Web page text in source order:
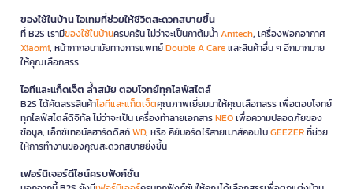
ของใช้ในบ้าน ไอเทมที่ช่วยให้ชีวิตสะดวกสบายขึ้น
ที่ B2S เรามีของใช้ในบ้านครบครัน ไม่ว่าจะเป็นกาต้มน้ำAnitech, เครื่องฟอกอากาศ
Xiaomi, หน้ากากอนามัยทางการแพทย์Double A Careและสินค้าอื่น ๆ อีกมากมาย
ให้คุณเลือกสรร
ไอทีและแก็ดเจ็ต ล้ำสมัย ตอบโจทย์ทุกไลฟ์สไตล์
B2S ได้คัดสรรสินค้าไอทีและแก็ดเจ็ตคุณภาพเยี่ยมมาให้คุณเลือกสรร เพื่อตอบโจทย์
ทุกไลฟ์สไตล์ดิจิทัล ไม่ว่าจะเป็น เครื่องทำลายเอกสารNEOเพื่อความปลอดภัยของ
ข้อมูล, เอ็กซ์เทอนัลฮาร์ดดิสก์WD, หรือ คีย์บอร์ดไร้สายเมาส์คอมโบGEEZERที่ช่วย
ให้การทำงานของคุณสะดวกสบายยิ่งขึ้น
เฟอร์นิเจอร์ดีไซน์ครบฟังก์ชั่น